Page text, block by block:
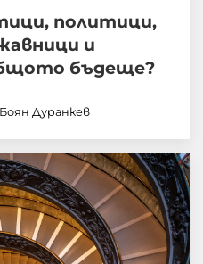
политици,
и
бъдеще?
Боян Дуранкев